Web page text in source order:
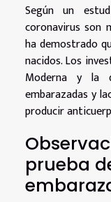
Según un
coronavirus son
ha demostrado
nacidos. Los
Moderna y la
embarazadas y
producir
prueba